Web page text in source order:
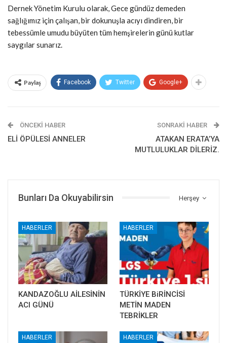
Dernek Yönetim Kurulu olarak, Gece gündüz demeden
sağlığımız için çalışan, bir dokunuşla acıyı dindiren, bir
tebessümle umudu büyüten tüm hemşirelerin günü kutlar
saygılar sunarız.
Paylaş Facebook Twitter Google+
ÖNCEKI HABER
ELİ ÖPÜLESİ ANNELER
SONRAKI HABER
ATAKAN ERATA’YA
MUTLULUKLAR DİLERİZ.
Herşey
Bunları Da Okuyabilirsin
HABERLER
KANDAZOĞLU AİLESİNİN
ACI GÜNÜ
HABERLER
TÜRKİYE BiRİNCİSİ
METİN MADEN
TEBRİKLER
HABERLER HABERLER